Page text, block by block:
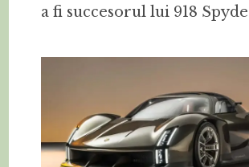
a fi succesorul lui 918